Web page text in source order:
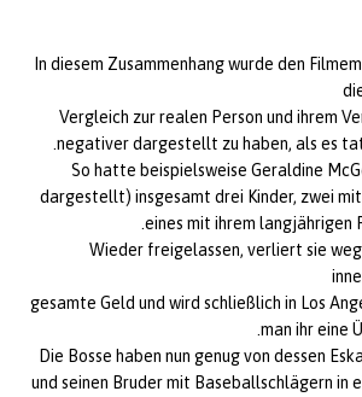
In diesem Zusammenhang wurde den
Vergleich zur realen Person und ihrem
negativer dargestellt zu haben, als es
So hatte beispielsweise Geraldine
dargestellt) insgesamt drei Kinder, zwei
eines mit ihrem langjährigen
Wieder freigelassen, verliert sie
gesamte Geld und wird schließlich in Los
man ihr eine
Die Bosse haben nun genug von dessen
und seinen Bruder mit Baseballschlägern in